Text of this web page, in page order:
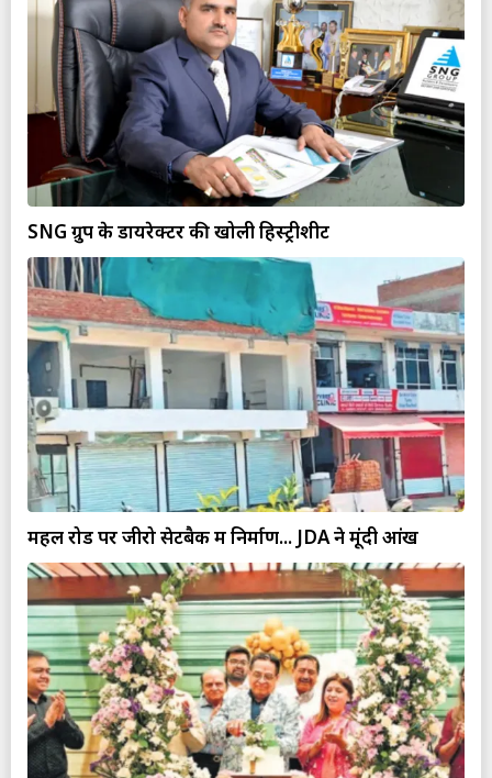
SNG ग्रुप के डायरेक्टर की खोली हिस्ट्रीशीट
महल रोड पर जीरो सेटबैक में निर्माण... JDA ने मूंदी आंखें